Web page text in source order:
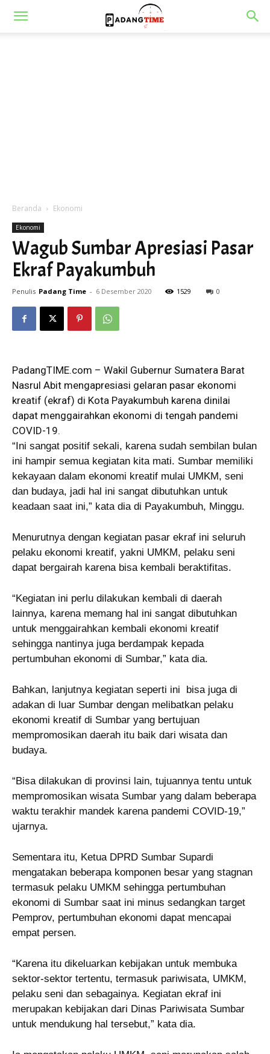
Beranda Ekonomi
Ekonomi
Wagub Sumbar Apresiasi Pasar
Ekraf Payakumbuh
Penulis Padang Time - 6 Desember 2020 1529 0
PadangTIME.com – Wakil Gubernur Sumatera Barat
Nasrul Abit mengapresiasi gelaran pasar ekonomi
kreatif (ekraf) di Kota Payakumbuh karena dinilai
dapat menggairahkan ekonomi di tengah pandemi
COVID-19.
“Ini sangat positif sekali, karena sudah sembilan bulan
ini hampir semua kegiatan kita mati. Sumbar memiliki
kekayaan dalam ekonomi kreatif mulai UMKM, seni
dan budaya, jadi hal ini sangat dibutuhkan untuk
keadaan saat ini,” kata dia di Payakumbuh, Minggu.
Menurutnya dengan kegiatan pasar ekraf ini seluruh
pelaku ekonomi kreatif, yakni UMKM, pelaku seni
dapat bergairah karena bisa kembali beraktifitas.
“Kegiatan ini perlu dilakukan kembali di daerah
lainnya, karena memang hal ini sangat dibutuhkan
untuk menggairahkan kembali ekonomi kreatif
sehingga nantinya juga berdampak kepada
pertumbuhan ekonomi di Sumbar,” kata dia.
Bahkan, lanjutnya kegiatan seperti ini bisa juga di
adakan di luar Sumbar dengan melibatkan pelaku
ekonomi kreatif di Sumbar yang bertujuan
mempromosikan daerah itu baik dari wisata dan
budaya.
“Bisa dilakukan di provinsi lain, tujuannya tentu untuk
mempromosikan wisata Sumbar yang dalam beberapa
waktu terakhir mandek karena pandemi COVID-19,”
ujarnya.
Sementara itu, Ketua DPRD Sumbar Supardi
mengatakan beberapa komponen besar yang stagnan
termasuk pelaku UMKM sehingga pertumbuhan
ekonomi di Sumbar saat ini minus sedangkan target
Pemprov, pertumbuhan ekonomi dapat mencapai
empat persen.
“Karena itu dikeluarkan kebijakan untuk membuka
sektor-sektor tertentu, termasuk pariwisata, UMKM,
pelaku seni dan sebagainya. Kegiatan ekraf ini
merupakan kebijakan dari Dinas Pariwisata Sumbar
untuk mendukung hal tersebut,” kata dia.